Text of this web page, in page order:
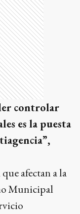
controlar
es la puesta
afectan a la
Municipal